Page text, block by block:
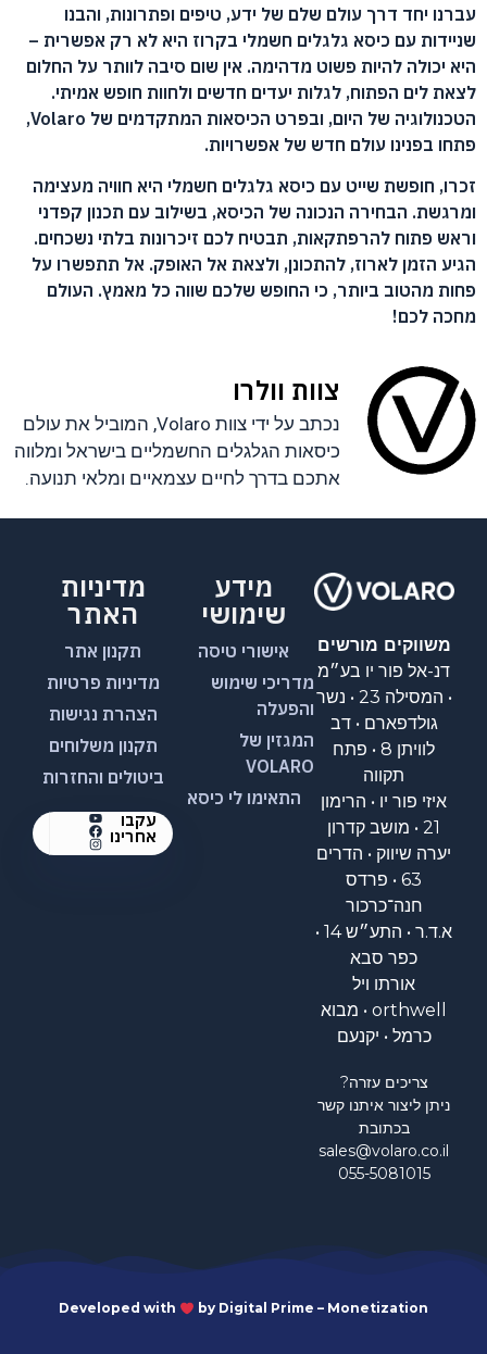
עברנו יחד דרך עולם שלם של ידע, טיפים ופתרונות, והבנו
שניידות עם כיסא גלגלים חשמלי בקרוז היא לא רק אפשרית –
היא יכולה להיות פשוט מדהימה. אין שום סיבה לוותר על החלום
לצאת לים הפתוח, לגלות יעדים חדשים ולחוות חופש אמיתי.
הטכנולוגיה של היום, ובפרט הכיסאות המתקדמים של Volaro,
פתחו בפנינו עולם חדש של אפשרויות.
זכרו, חופשת שייט עם כיסא גלגלים חשמלי היא חוויה מעצימה
ומרגשת. הבחירה הנכונה של הכיסא, בשילוב עם תכנון קפדני
וראש פתוח להרפתקאות, תבטיח לכם זיכרונות בלתי נשכחים.
הגיע הזמן לארוז, להתכונן, ולצאת אל האופק. אל תתפשרו על
פחות מהטוב ביותר, כי החופש שלכם שווה כל מאמץ. העולם
מחכה לכם!
צוות וולרו
נכתב על ידי צוות Volaro, המוביל את עולם
כיסאות הגלגלים החשמליים בישראל ומלווה
אתכם בדרך לחיים עצמאיים ומלאי תנועה.
משווקים מורשים
דנ-אל פור יו בע״מ
• המסילה 23 • נשר
גולדפארם • דב
לוויתן 8 • פתח
תקווה
איזי פור יו • הרימון
21 • מושב קדרון
יערה שיווק • הדרים
63 • פרדס
חנה־כרכור
א.ד.ר • התע״ש 14 •
כפר סבא
אורתו ויל
orthwell • מבוא
כרמל • יקנעם
צריכים עזרה?
ניתן ליצור איתנו קשר
בכתובת
sales@volaro.co.il
055-5081015
מידע
שימושי
אישורי טיסה
מדריכי שימוש
והפעלה
המגזין של
VOLARO
התאימו לי כיסא
מדיניות
האתר
תקנון אתר
מדיניות פרטיות
הצהרת נגישות
תקנון משלוחים
ביטולים והחזרות
עקבו
אחרינו
Developed with by Digital Prime – Monetization